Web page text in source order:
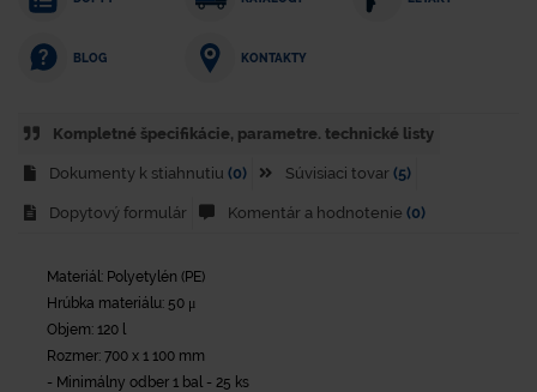
BLOG KONTAKTY
Kompletné špecifikácie, parametre. technické listy
Dokumenty k stiahnutiu (0) Súvisiaci tovar (5)
Dopytový formulár Komentár a hodnotenie (0)
Materiál: Polyetylén (PE)
Hrúbka materiálu: 50 μ
Objem: 120 l
Rozmer: 700 x 1 100 mm
- Minimálny odber 1 bal - 25 ks